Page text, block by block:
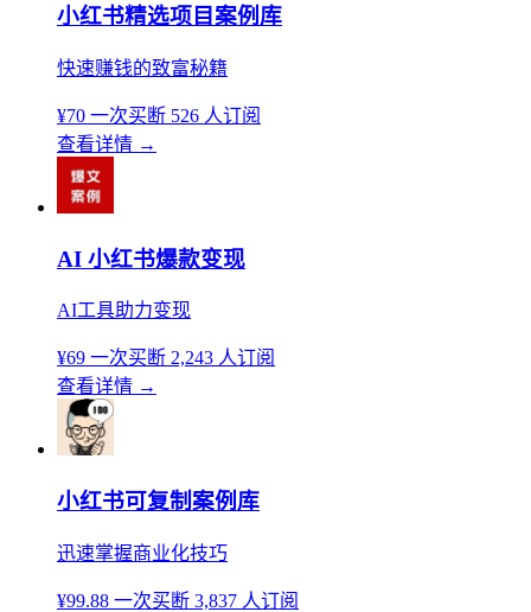
小红书精选项目案例库
快速赚钱的致富秘籍
¥70 一次买断 526 人订阅
查看详情 →
AI 小红书爆款变现
AI工具助力变现
¥69 一次买断 2,243 人订阅
查看详情 →
小红书可复制案例库
迅速掌握商业化技巧
¥99.88 一次买断 3,837 人订阅